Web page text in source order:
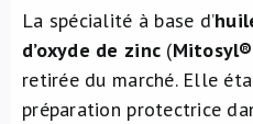
La spécialité à base d’
d’oxyde de zinc (Mitosyl®
retirée du marché. Elle
préparation protectrice